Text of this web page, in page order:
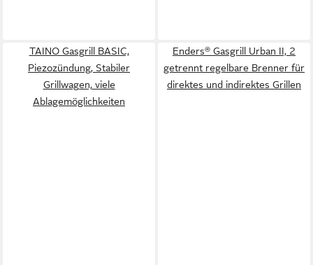
TAINO Gasgrill BASIC,
Piezozündung, Stabiler
Grillwagen, viele
Ablagemöglichkeiten
Enders® Gasgrill Urban II, 2
getrennt regelbare Brenner für
direktes und indirektes Grillen​